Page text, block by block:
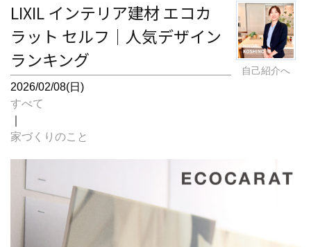
自己紹介へ
LIXIL インテリア建材 エコカ
ラット セルフ｜人気デザイン
ランキング
2026/02/08(日)
すべて
家づくりのこと